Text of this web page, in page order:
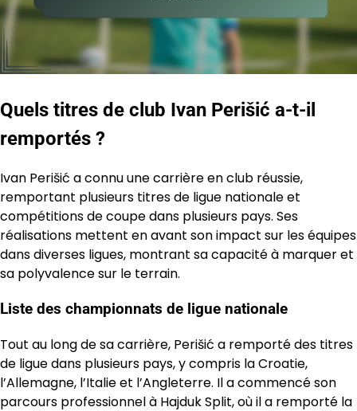
Quels titres de club Ivan Perišić a-t-il
remportés ?
Ivan Perišić a connu une carrière en club réussie,
remportant plusieurs titres de ligue nationale et
compétitions de coupe dans plusieurs pays. Ses
réalisations mettent en avant son impact sur les équipes
dans diverses ligues, montrant sa capacité à marquer et
sa polyvalence sur le terrain.
Liste des championnats de ligue nationale
Tout au long de sa carrière, Perišić a remporté des titres
de ligue dans plusieurs pays, y compris la Croatie,
l’Allemagne, l’Italie et l’Angleterre. Il a commencé son
parcours professionnel à Hajduk Split, où il a remporté la